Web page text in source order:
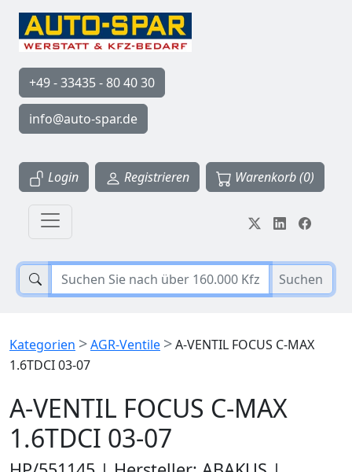
+49 - 33435 - 80 40 30
info@auto-spar.de
Login Registrieren Warenkorb (0)
Suchen
Kategorien >AGR-Ventile >A-VENTIL FOCUS C-MAX
1.6TDCI 03-07
A-VENTIL FOCUS C-MAX
1.6TDCI 03-07